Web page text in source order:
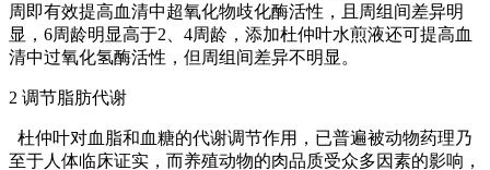
周即有效提高血清中超氧化物歧化酶活性，且周组间差异明
显，6周龄明显高于2、4周龄，添加杜仲叶水煎液还可提高血
清中过氧化氢酶活性，但周组间差异不明显。
2 调节脂肪代谢
杜仲叶对血脂和血糖的代谢调节作用，已普遍被动物药理乃
至于人体临床证实，而养殖动物的肉品质受众多因素的影响，